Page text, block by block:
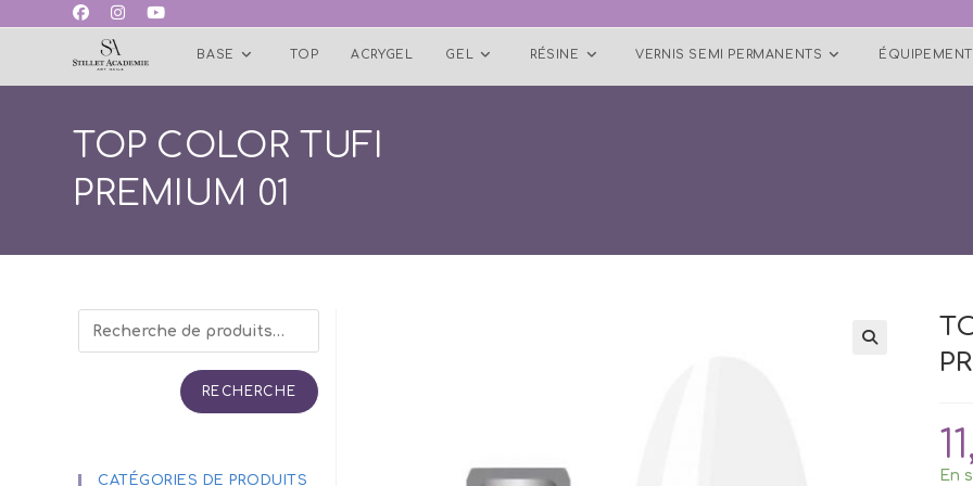
BASE TOP ACRYGEL GEL RÉSINE VERNIS SEMI PERMANENTS
TOP COLOR TUFI
PREMIUM 01
En
RECHERCHE
CATÉGORIES DE PRODUITS